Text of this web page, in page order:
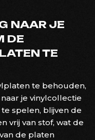
NAAR JE
DE
TE
te behouden,
je vinylcollectie
spelen, blijven de
vrij van stof, wat de
de platen